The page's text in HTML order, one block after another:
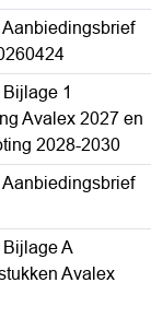
Aanbiedingsbrief
1
Avalex 2027 en
2028-2030
Aanbiedingsbrief
Bijlage A
Avalex